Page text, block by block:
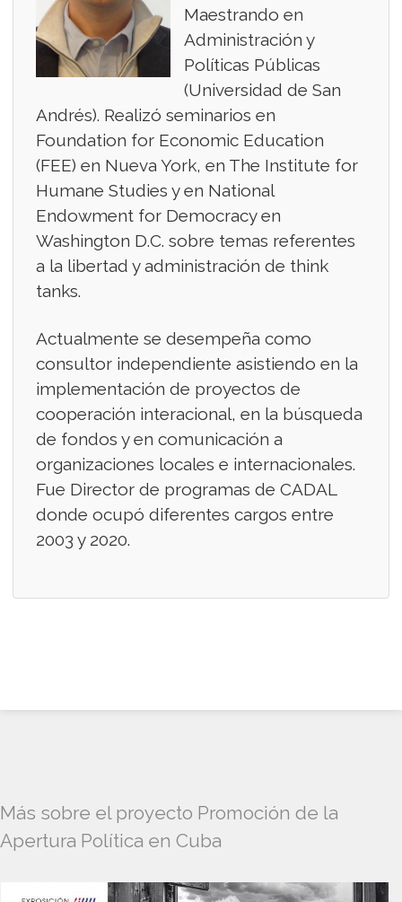
Maestrando en
Administración y
Políticas Públicas
(Universidad de San
Andrés). Realizó seminarios en
Foundation for Economic Education
(FEE) en Nueva York, en The Institute for
Humane Studies y en National
Endowment for Democracy en
Washington D.C. sobre temas referentes
a la libertad y administración de think
tanks.
Actualmente se desempeña como
consultor independiente asistiendo en la
implementación de proyectos de
cooperación interacional, en la búsqueda
de fondos y en comunicación a
organizaciones locales e internacionales.
Fue Director de programas de CADAL
donde ocupó diferentes cargos entre
2003 y 2020.
Más sobre el proyecto Promoción de la
Apertura Política en Cuba